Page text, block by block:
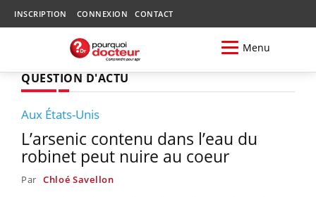
INSCRIPTION CONNEXION CONTACT
Menu
QUESTION D'ACTU
Aux États-Unis
L’arsenic contenu dans l’eau du
robinet peut nuire au coeur
Par Chloé Savellon